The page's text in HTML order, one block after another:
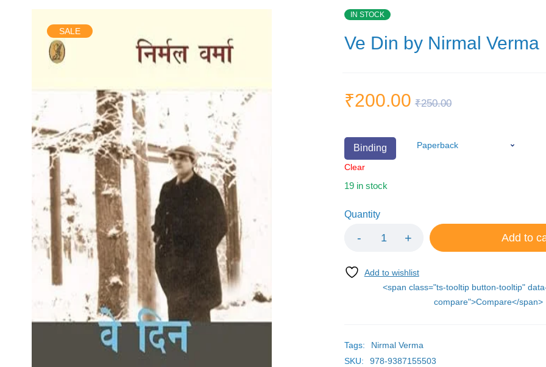
SALE
IN STOCK
Ve Din by Nirmal Verma
₹250.00
₹200.00
Binding
Clear
19 in stock
Quantity
Add to
<span class="ts-tooltip button-tooltip"
compare">Compare</span>
Tags:
Nirmal Verma
SKU:
978-9387155503